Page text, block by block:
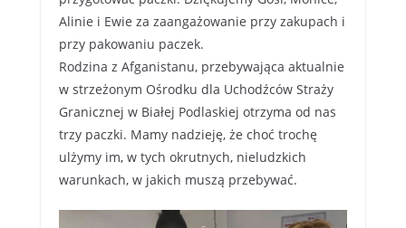
Alinie i Ewie za zaangażowanie przy zakupach i
przy pakowaniu paczek.
Rodzina z Afganistanu, przebywająca aktualnie
w strzeżonym Ośrodku dla Uchodźców Straży
Granicznej w Białej Podlaskiej otrzyma od nas
trzy paczki. Mamy nadzieję, że choć trochę
ulżymy im, w tych okrutnych, nieludzkich
warunkach, w jakich muszą przebywać.